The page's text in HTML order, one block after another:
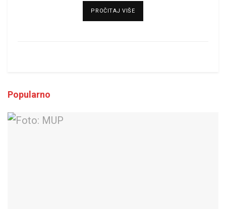
PROČITAJ VIŠEDETAILS
Popularno